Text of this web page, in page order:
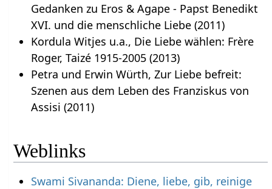
Gedanken zu Eros & Agape - Papst Benedikt
XVI. und die menschliche Liebe (2011)
Kordula Witjes u.a., Die Liebe wählen: Frère
Roger, Taizé 1915-2005 (2013)
Petra und Erwin Würth, Zur Liebe befreit:
Szenen aus dem Leben des Franziskus von
Assisi (2011)
Weblinks
Swami Sivananda: Diene, liebe, gib, reinige